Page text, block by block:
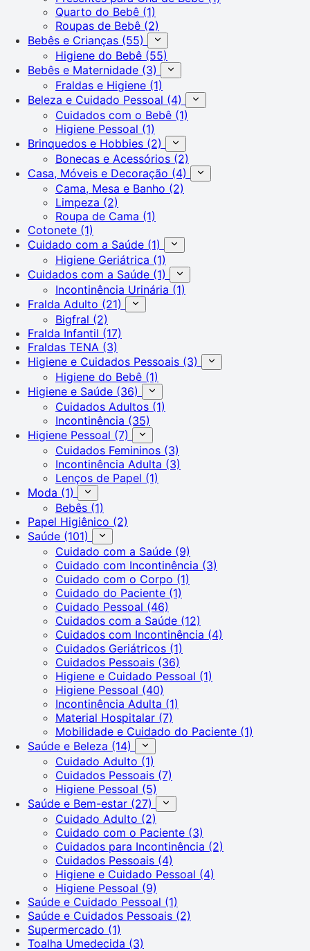
Quarto do Bebê (1)
Roupas de Bebê (2)
Bebês e Crianças (55)
Higiene do Bebê (55)
Bebês e Maternidade (3)
Fraldas e Higiene (1)
Beleza e Cuidado Pessoal (4)
Cuidados com o Bebê (1)
Higiene Pessoal (1)
Brinquedos e Hobbies (2)
Bonecas e Acessórios (2)
Casa, Móveis e Decoração (4)
Cama, Mesa e Banho (2)
Limpeza (2)
Roupa de Cama (1)
Cotonete (1)
Cuidado com a Saúde (1)
Higiene Geriátrica (1)
Cuidados com a Saúde (1)
Incontinência Urinária (1)
Fralda Adulto (21)
Bigfral (2)
Fralda Infantil (17)
Fraldas TENA (3)
Higiene e Cuidados Pessoais (3)
Higiene do Bebê (1)
Higiene e Saúde (36)
Cuidados Adultos (1)
Incontinência (35)
Higiene Pessoal (7)
Cuidados Femininos (3)
Incontinência Adulta (3)
Lenços de Papel (1)
Moda (1)
Bebês (1)
Papel Higiênico (2)
Saúde (101)
Cuidado com a Saúde (9)
Cuidado com Incontinência (3)
Cuidado com o Corpo (1)
Cuidado do Paciente (1)
Cuidado Pessoal (46)
Cuidados com a Saúde (12)
Cuidados com Incontinência (4)
Cuidados Geriátricos (1)
Cuidados Pessoais (36)
Higiene e Cuidado Pessoal (1)
Higiene Pessoal (40)
Incontinência Adulta (1)
Material Hospitalar (7)
Mobilidade e Cuidado do Paciente (1)
Saúde e Beleza (14)
Cuidado Adulto (1)
Cuidados Pessoais (7)
Higiene Pessoal (5)
Saúde e Bem-estar (27)
Cuidado Adulto (2)
Cuidado com o Paciente (3)
Cuidados para Incontinência (2)
Cuidados Pessoais (4)
Higiene e Cuidado Pessoal (4)
Higiene Pessoal (9)
Saúde e Cuidado Pessoal (1)
Saúde e Cuidados Pessoais (2)
Supermercado (1)
Toalha Umedecida (3)